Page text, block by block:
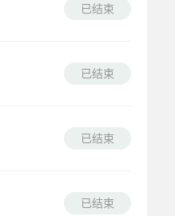
已结束
已结束
已结束
已结束